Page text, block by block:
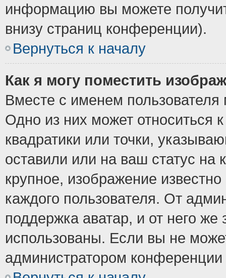
информацию вы можете
внизу страниц конференции).
Вернуться к началу
Как я могу поместить
Вместе с именем пользователя
Одно из них может относиться
квадратики или точки,
оставили или на ваш статус
крупное, изображение
каждого пользователя. От
поддержка аватар, и от него же
использованы. Если вы не
администратором